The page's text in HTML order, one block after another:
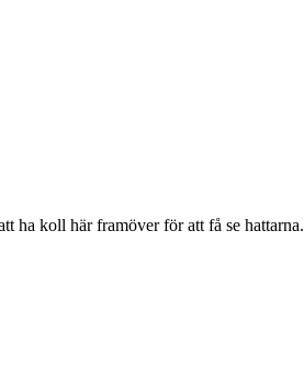
ha koll här framöver för att få se hattarna.